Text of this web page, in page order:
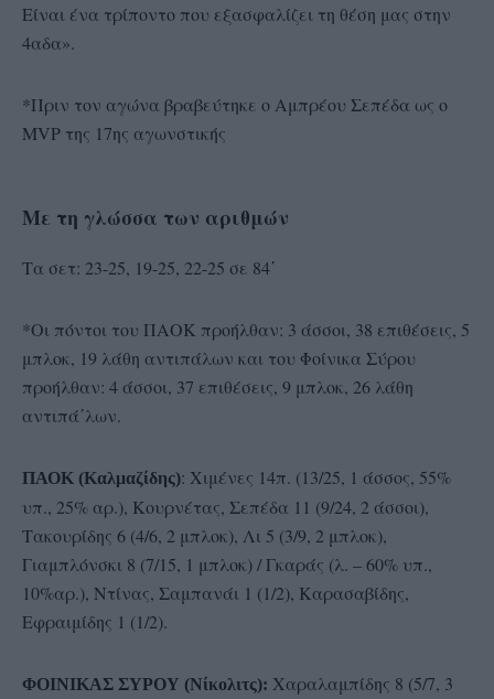
Είναι ένα τρίποντο που εξασφαλίζει τη θέση μας στην
4αδα».
*Πριν τον αγώνα βραβεύτηκε ο Αμπρέου Σεπέδα ως o
ΜVP της 17ης αγωνστικής
Με τη γλώσσα των αριθμών
Τα σετ: 23-25, 19-25, 22-25 σε 84΄
*Οι πόντοι του ΠΑΟΚ προήλθαν: 3 άσσοι, 38 επιθέσεις, 5
μπλοκ, 19 λάθη αντιπάλων και του Φοίνικα Σύρου
προήλθαν: 4 άσσοι, 37 επιθέσεις, 9 μπλοκ, 26 λάθη
αντιπά΄λων.
ΠΑΟΚ (Καλμαζίδης): Χιμένες 14π. (13/25, 1 άσσος, 55%
υπ., 25% αρ.), Κουρνέτας, Σεπέδα 11 (9/24, 2 άσσοι),
Τακουρίδης 6 (4/6, 2 μπλοκ), Λι 5 (3/9, 2 μπλοκ),
Γιαμπλόνσκι 8 (7/15, 1 μπλοκ) / Γκαράς (λ. – 60% υπ.,
10%αρ.), Ντίνας, Σαμπανάι 1 (1/2), Καρασαβίδης,
Εφραιμίδης 1 (1/2).
ΦΟΙΝΙΚΑΣ ΣΥΡΟΥ (Νίκολιτς): Χαραλαμπίδης 8 (5/7, 3